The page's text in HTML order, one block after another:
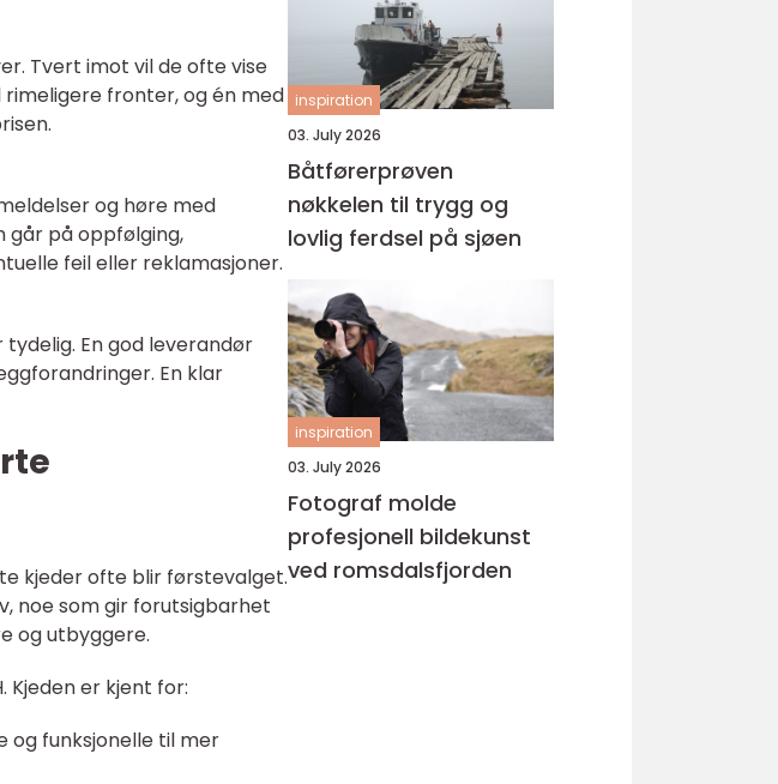
Tvert imot vil de ofte vise
fronter, og én med
og høre med
går på oppfølging,
feil eller reklamasjoner.
En god leverandør
En klar
kjeder ofte blir førstevalget.
noe som gir forutsigbarhet
og utbyggere.
Kjeden er kjent for:
og funksjonelle til mer
inspiration
03. July 2026
Båtførerprøven
nøkkelen til trygg og
lovlig ferdsel på sjøen
inspiration
03. July 2026
Fotograf molde
profesjonell bildekunst
ved romsdalsfjorden